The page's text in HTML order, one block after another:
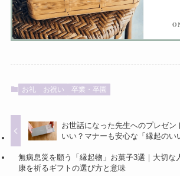
お礼 お祝い 卒業・卒園
お世話になった先生へのプレゼン
いい？マナーも安心な「縁起のい
無病息災を願う「縁起物」お菓子3選｜大切な
康を祈るギフトの選び方と意味